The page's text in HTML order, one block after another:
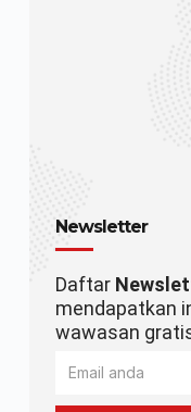
Newsletter
Daftar
mendapatkan
wawasan